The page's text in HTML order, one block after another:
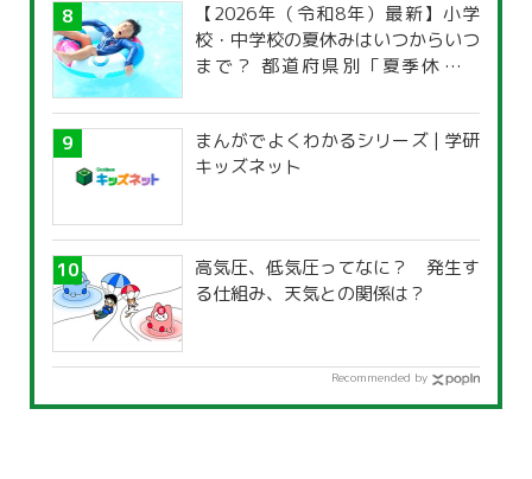
【2026年（令和8年）最新】小学
校・中学校の夏休みはいつからいつ
まで？ 都道府県別「夏季休暇一
まんがでよくわかるシリーズ | 学研
キッズネット
高気圧、低気圧ってなに？ 発生す
る仕組み、天気との関係は？
Recommended by